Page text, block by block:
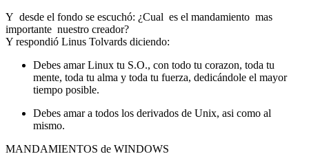
Y desde el fondo se escuchó: ¿Cual es el mandamiento mas
importante nuestro creador?
Y respondió Linus Tolvards diciendo:
Debes amar Linux tu S.O., con todo tu corazon, toda tu
mente, toda tu alma y toda tu fuerza, dedicándole el mayor
tiempo posible.
Debes amar a todos los derivados de Unix, asi como al
mismo.
MANDAMIENTOS de WINDOWS